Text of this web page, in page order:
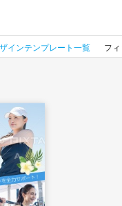
インテンプレート一覧 フ